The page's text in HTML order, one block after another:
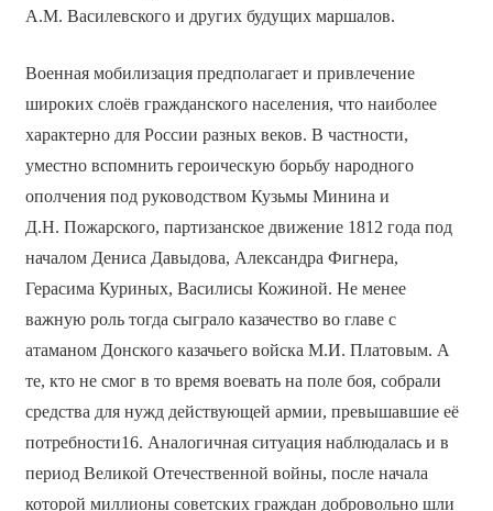
А.М. Василевского и других будущих маршалов.
Военная мобилизация предполагает и привлечение
широких слоёв гражданского населения, что наиболее
характерно для России разных веков. В частности,
уместно вспомнить героическую борьбу народного
ополчения под руководством Кузьмы Минина и
Д.Н. Пожарского, партизанское движение 1812 года под
началом Дениса Давыдова, Александра Фигнера,
Герасима Куриных, Василисы Кожиной. Не менее
важную роль тогда сыграло казачество во главе с
атаманом Донского казачьего войска М.И. Платовым. А
те, кто не смог в то время воевать на поле боя, собрали
средства для нужд действующей армии, превышавшие её
потребности16. Аналогичная ситуация наблюдалась и в
период Великой Отечественной войны, после начала
которой миллионы советских граждан добровольно шли